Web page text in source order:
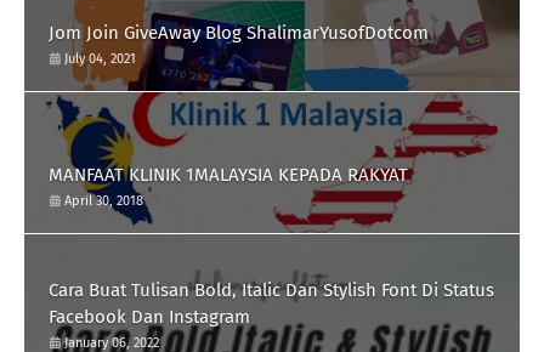
Jom Join GiveAway Blog ShalimarYusofDotcom
July 04, 2021
MANFAAT KLINIK 1MALAYSIA KEPADA RAKYAT
April 30, 2018
Cara Buat Tulisan Bold, Italic Dan Stylish Font Di Status
Facebook Dan Instagram
January 06, 2022